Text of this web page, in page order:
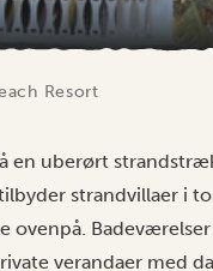
Resort
en uberørt
strandvillaer i
ovenpå.
verandaer med